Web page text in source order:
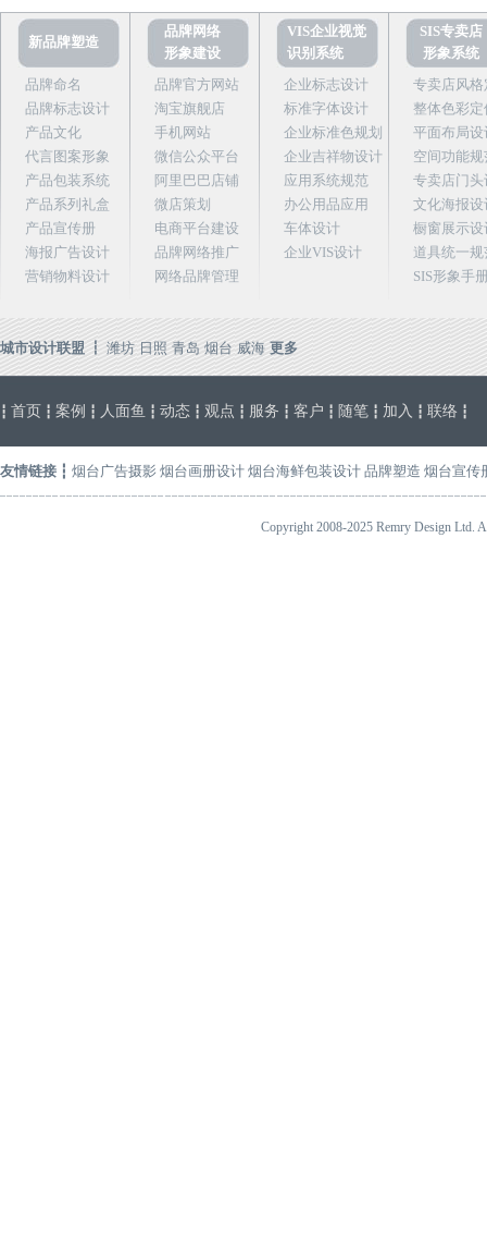
新品牌塑造
品牌命名
品牌标志设计
产品文化
代言图案形象
产品包装系统
产品系列礼盒
产品宣传册
海报广告设计
营销物料设计
品牌网络
形象建设
品牌官方网站
淘宝旗舰店
手机网站
微信公众平台
阿里巴巴店铺
微店策划
电商平台建设
品牌网络推广
网络品牌管理
VIS企业视觉
识别系统
企业标志设计
标准字体设计
企业标准色规划
企业吉祥物设计
应用系统规范
办公用品应用
车体设计
企业VIS设计
SIS专卖店
形象系统
专卖店风格
整体色彩定
平面布局设
空间功能规
专卖店门头
文化海报设
橱窗展示设
道具统一规
SIS形象手
城市设计联盟 ┇ 潍坊 日照 青岛 烟台 威海 更多
┇ 首页 ┇ 案例 ┇ 人面鱼 ┇ 动态 ┇ 观点 ┇ 服务 ┇ 客户 ┇ 随笔 ┇ 加入 ┇ 联络 ┇
友情链接 ┇ 烟台广告摄影 烟台画册设计 烟台海鲜包装设计 品牌塑造 烟台宣传
Copyright 2008-2025 Remry Design